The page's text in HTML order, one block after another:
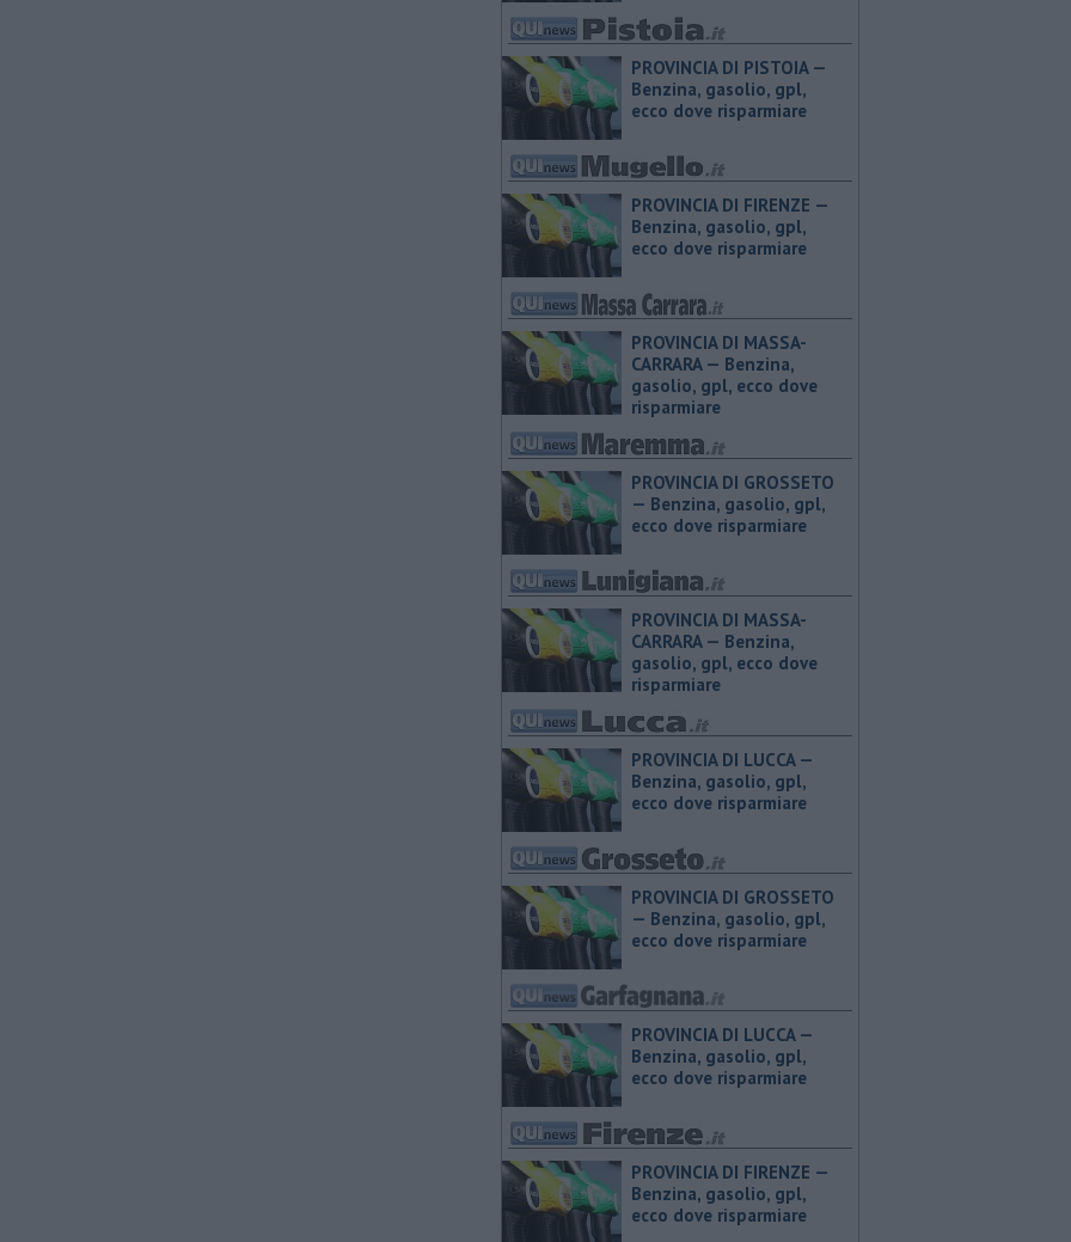
PROVINCIA DI PISTOIA — ​
Benzina, gasolio, gpl,
ecco dove risparmiare
PROVINCIA DI FIRENZE — ​
Benzina, gasolio, gpl,
ecco dove risparmiare
PROVINCIA DI MASSA-
CARRARA — ​Benzina,
gasolio, gpl, ecco dove
risparmiare
PROVINCIA DI GROSSETO
— ​Benzina, gasolio, gpl,
ecco dove risparmiare
PROVINCIA DI MASSA-
CARRARA — ​Benzina,
gasolio, gpl, ecco dove
risparmiare
PROVINCIA DI LUCCA — ​
Benzina, gasolio, gpl,
ecco dove risparmiare
PROVINCIA DI GROSSETO
— ​Benzina, gasolio, gpl,
ecco dove risparmiare
PROVINCIA DI LUCCA — ​
Benzina, gasolio, gpl,
ecco dove risparmiare
PROVINCIA DI FIRENZE — ​
Benzina, gasolio, gpl,
ecco dove risparmiare